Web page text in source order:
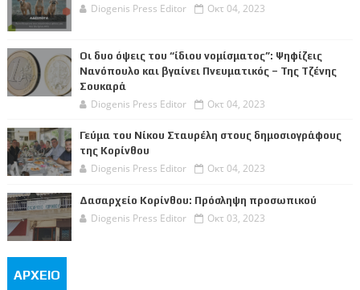
Diogenis Press Editor Οκτ 04, 2023
Οι δυο όψεις του “ίδιου νομίσματος”: Ψηφίζεις
Νανόπουλο και βγαίνει Πνευματικός – Της Τζένης
Σουκαρά
Diogenis Press Editor Οκτ 04, 2023
Γεύμα του Νίκου Σταυρέλη στους δημοσιογράφους
της Κορίνθου
Diogenis Press Editor Οκτ 04, 2023
Δασαρχείο Κορίνθου: Πρόσληψη προσωπικού
Diogenis Press Editor Οκτ 03, 2023
ΑΡΧΕΙΟ